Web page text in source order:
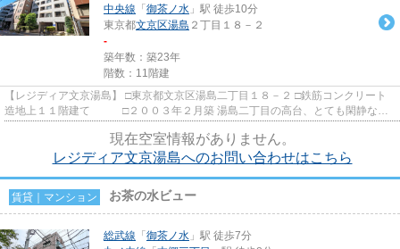
中央線 「 御茶ノ水 」駅 徒歩10分
東京都文京区湯島 ２丁目１８－２
-
築年数：築23年
階数：11階建
【レジディア文京湯島】 □東京都文京区湯島二丁目１８－２ □鉄筋コンクリート
造地上１１階建て □２００３年２月築 湯島二丁目の高台、とても閑静な住
現在空室情報がありません。
レジディア文京湯島へのお問い合わせはこちら
賃貸｜マンション お茶の水ビュー
総武線 「 御茶ノ水 」駅 徒歩7分